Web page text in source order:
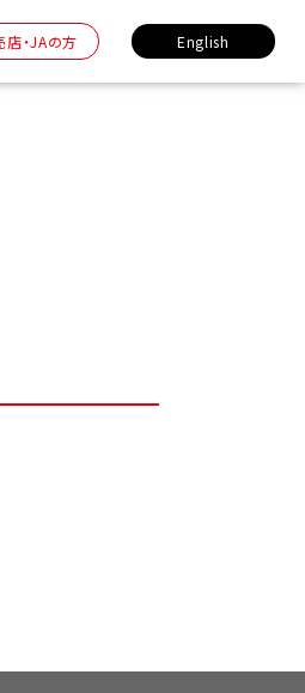
店・JAの方 English